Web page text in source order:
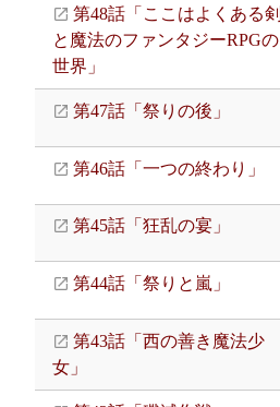
第48話「ここはよくある剣
と魔法のファンタジーRPGの
世界」
第47話「祭りの後」
第46話「一つの終わり」
第45話「狂乱の宴」
第44話「祭りと嵐」
第43話「西の善き魔法少
女」